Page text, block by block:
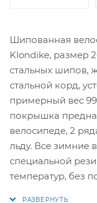
Шипованная
Klondike, размер
стальных шипов,
стальной корд,
примерный вес
покрышка
велосипеде, 2
льду. Все зимние
специальной
температур, без